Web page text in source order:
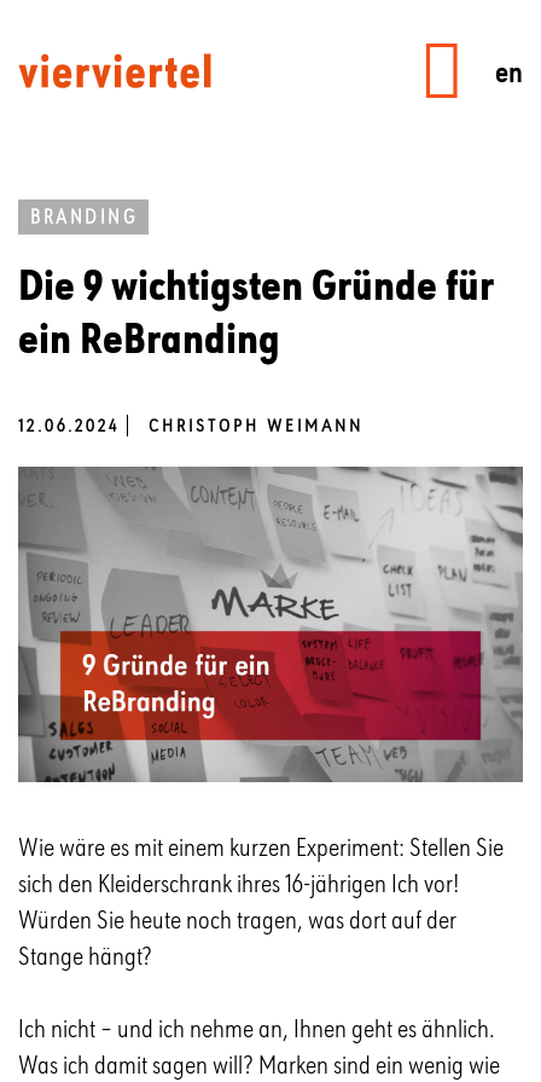
en
BRANDING
Die 9 wichtigsten Gründe für
ein ReBranding
12.06.2024 CHRISTOPH WEIMANN
Wie wäre es mit einem kurzen Experiment: Stellen Sie
sich den Kleiderschrank ihres 16-jährigen Ich vor!
Würden Sie heute noch tragen, was dort auf der
Stange hängt?
Ich nicht – und ich nehme an, Ihnen geht es ähnlich.
Was ich damit sagen will? Marken sind ein wenig wie